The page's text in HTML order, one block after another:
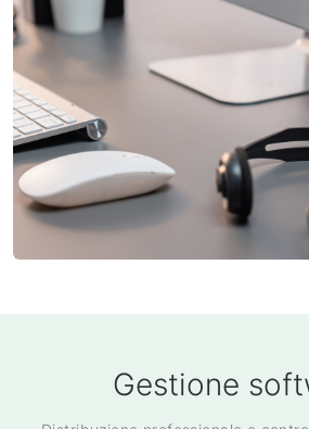
Gestione